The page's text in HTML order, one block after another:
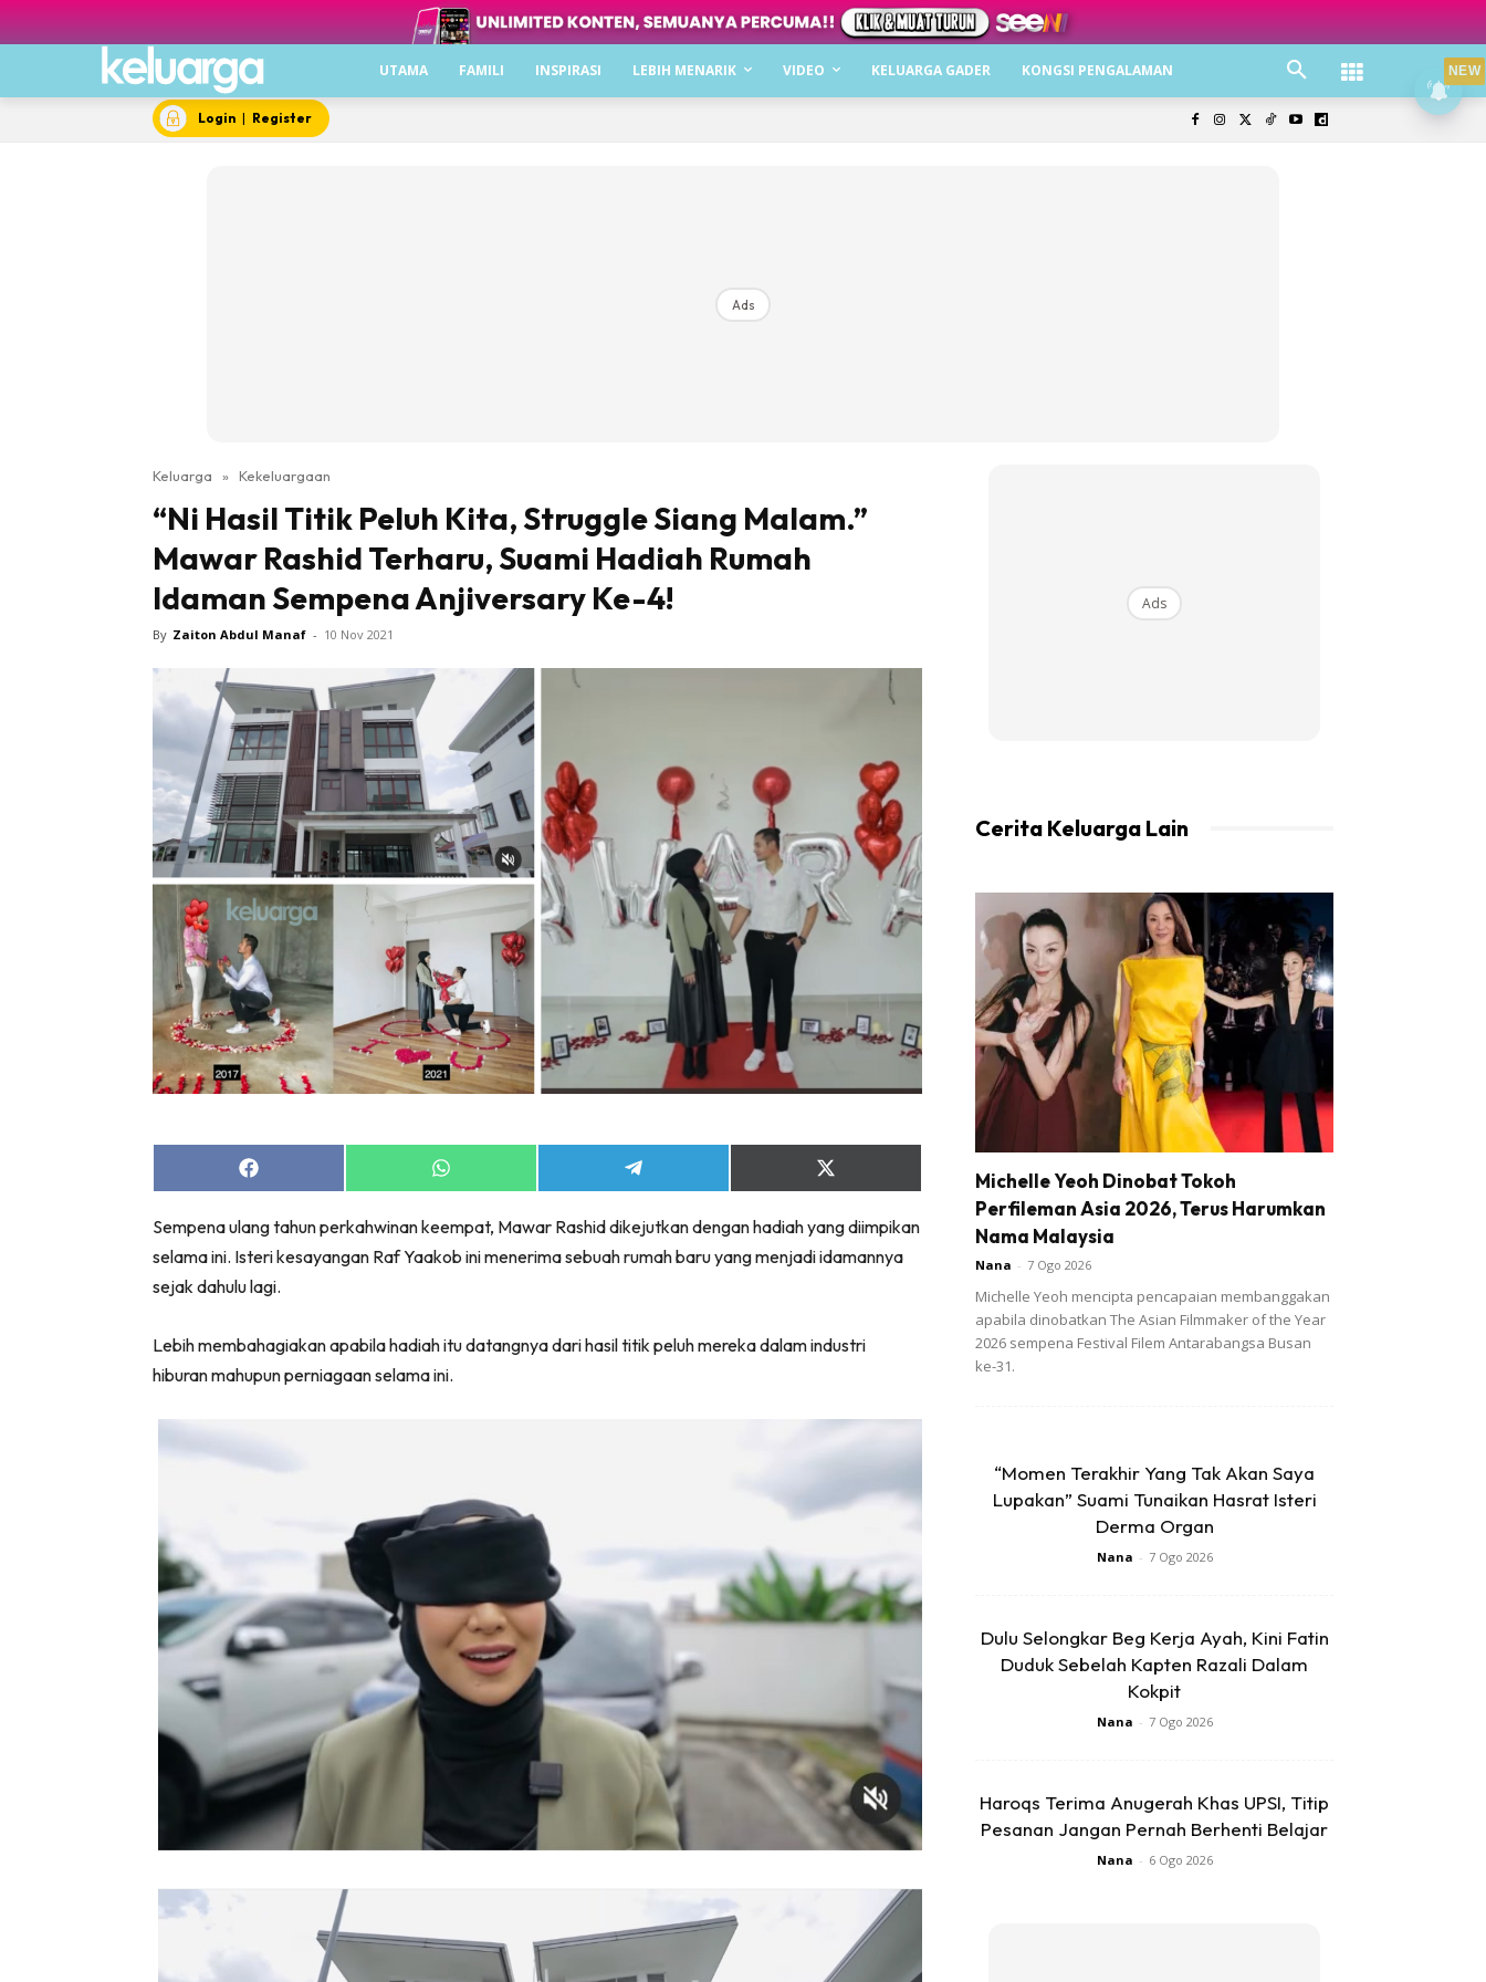
UTAMA FAMILI INSPIRASI LEBIH MENARIK VIDEO KELUARGA GADER KONGSI PENGALAMAN
Login | Register
Ads
Keluarga » Kekeluargaan
“Ni Hasil Titik Peluh Kita, Struggle Siang Malam.”
Mawar Rashid Terharu, Suami Hadiah Rumah
Idaman Sempena Anjiversary Ke-4!
By Zaiton Abdul Manaf - 10 Nov 2021
Share
on
Share
on
Share
on
Share
on
(Twitter)
Sempena ulang tahun perkahwinan keempat, Mawar Rashid dikejutkan dengan hadiah yang diimpikan
selama ini. Isteri kesayangan Raf Yaakob ini menerima sebuah rumah baru yang menjadi idamannya
sejak dahulu lagi.
Lebih membahagiakan apabila hadiah itu datangnya dari hasil titik peluh mereka dalam industri
hiburan mahupun perniagaan selama ini.
Ads
Cerita Keluarga Lain
Michelle Yeoh Dinobat Tokoh
Perfileman Asia 2026, Terus Harumkan
Nama Malaysia
Nana - 7 Ogo 2026
Michelle Yeoh mencipta pencapaian membanggakan
apabila dinobatkan The Asian Filmmaker of the Year
2026 sempena Festival Filem Antarabangsa Busan
ke-31.
“Momen Terakhir Yang Tak Akan Saya
Lupakan” Suami Tunaikan Hasrat Isteri
Derma Organ
Nana - 7 Ogo 2026
Dulu Selongkar Beg Kerja Ayah, Kini Fatin
Duduk Sebelah Kapten Razali Dalam
Kokpit
Nana - 7 Ogo 2026
Haroqs Terima Anugerah Khas UPSI, Titip
Pesanan Jangan Pernah Berhenti Belajar
Nana - 6 Ogo 2026
NEW